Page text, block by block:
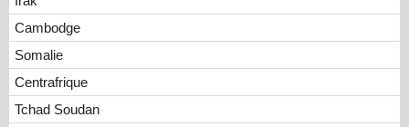
Cambodge
Somalie
Centrafrique
Tchad Soudan